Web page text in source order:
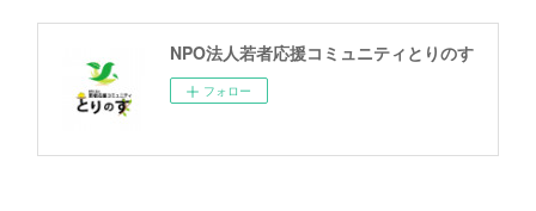
NPO法人若者応援コミュニティとりのす
フォロー